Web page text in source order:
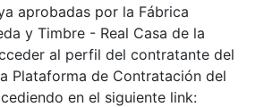
aprobadas por la Fábrica
y Timbre - Real Casa de la
al perfil del contratante del
Plataforma de Contratación del
en el siguiente link: